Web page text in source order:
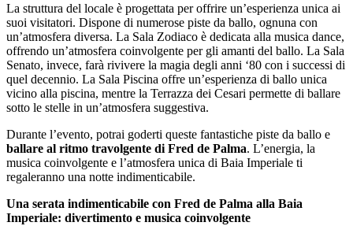
La struttura del locale è progettata per offrire un’esperienza unica ai
suoi visitatori. Dispone di numerose piste da ballo, ognuna con
un’atmosfera diversa. La Sala Zodiaco è dedicata alla musica dance,
offrendo un’atmosfera coinvolgente per gli amanti del ballo. La Sala
Senato, invece, farà rivivere la magia degli anni ‘80 con i successi di
quel decennio. La Sala Piscina offre un’esperienza di ballo unica
vicino alla piscina, mentre la Terrazza dei Cesari permette di ballare
sotto le stelle in un’atmosfera suggestiva.
Durante l’evento, potrai goderti queste fantastiche piste da ballo e
ballare al ritmo travolgente di Fred de Palma. L’energia, la
musica coinvolgente e l’atmosfera unica di Baia Imperiale ti
regaleranno una notte indimenticabile.
Una serata indimenticabile con Fred de Palma alla Baia
Imperiale: divertimento e musica coinvolgente